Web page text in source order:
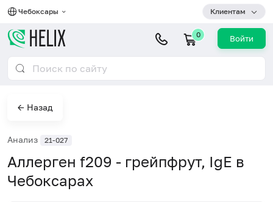
Чебоксары Клиентам
0 Войти
← Назад
Анализ 21-027
Аллерген f209 - грейпфрут, IgE в
Чебоксарах